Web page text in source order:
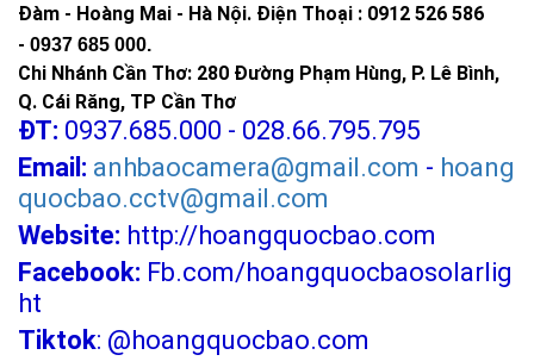
Đàm - Hoàng Mai - Hà Nội. Điện Thoại : 0912 526 586
- 0937 685 000.
Chi Nhánh Cần Thơ: 280 Đường Phạm Hùng, P. Lê Bình,
Q. Cái Răng, TP Cần Thơ
ĐT: 0937.685.000 - 028.66.795.795
Email: anhbaocamera@gmail.com - hoang
quocbao.cctv@gmail.com
Website: http://hoangquocbao.com
Facebook: Fb.com/hoangquocbaosolarlig
ht
Tiktok: @hoangquocbao.com